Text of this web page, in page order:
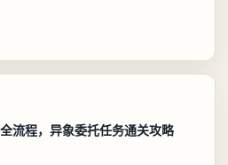
流程，异象委托任务通关攻略